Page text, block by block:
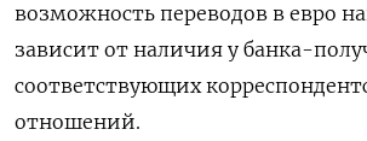
возможность переводов в евро
зависит от наличия у банка-
соответствующих
отношений.